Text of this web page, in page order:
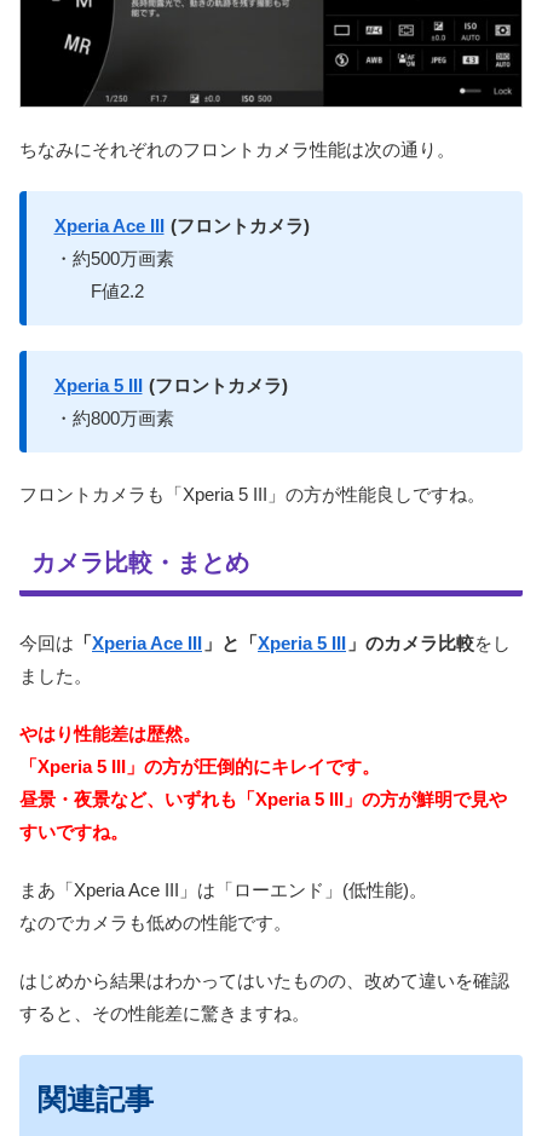
ちなみにそれぞれのフロントカメラ性能は次の通り。
Xperia Ace III (フロントカメラ)
・約500万画素
F値2.2
Xperia 5 III (フロントカメラ)
・約800万画素
フロントカメラも「Xperia 5 III」の方が性能良しですね。
カメラ比較・まとめ
今回は 「Xperia Ace III 」と「Xperia 5 III 」のカメラ比較をし
ました。
やはり性能差は歴然。
「Xperia 5 III」の方が圧倒的にキレイです。
昼景・夜景など、いずれも「Xperia 5 III」の方が鮮明で見や
すいですね。
まあ「Xperia Ace III」は「ローエンド」(低性能)。
なのでカメラも低めの性能です。
はじめから結果はわかってはいたものの、改めて違いを確認
すると、その性能差に驚きますね。
関連記事